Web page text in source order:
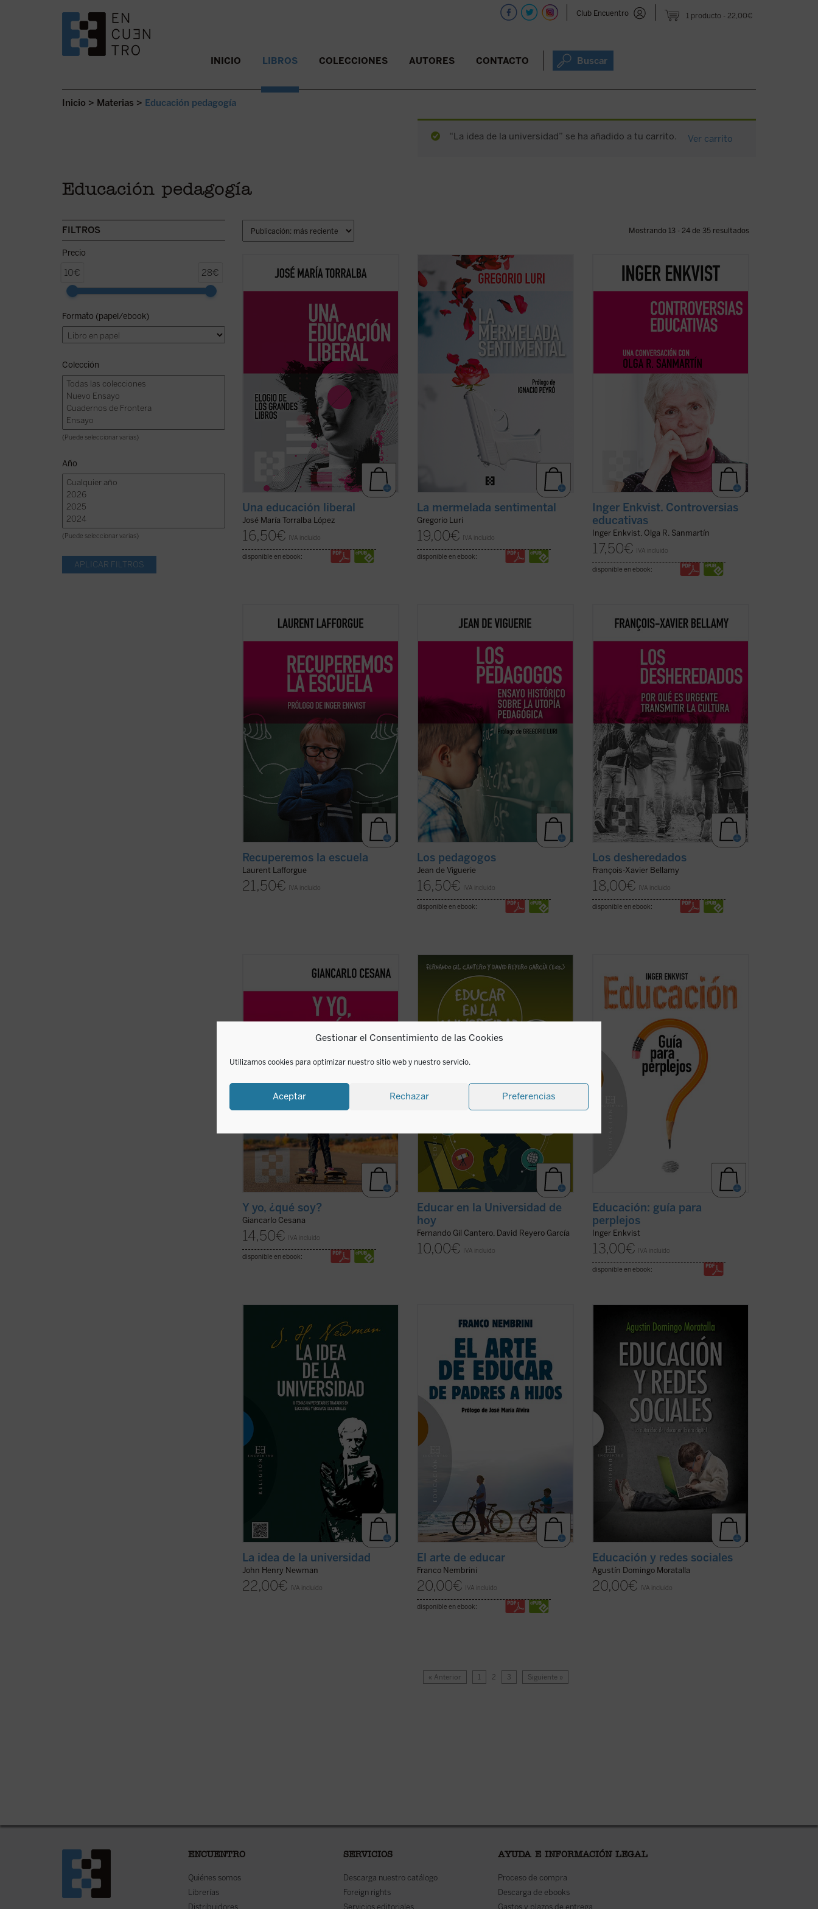
Gestionar el Consentimiento de las Cookies
Utilizamos cookies para optimizar nuestro sitio web y nuestro servicio.
Aceptar Rechazar Preferencias
1 producto 22,00€
Club Encuentro
SALTAR AL CONTENIDO. INICIO LIBROS COLECCIONES AUTORES CONTACTO Buscar
Inicio > Materias > Educación pedagogía
“La idea de la universidad” se ha añadido a tu carrito. Ver carrito
Educación pedagogía
FILTROS
Precio
10€ 28€
Formato (papel/ebook)
Colección
(Puede seleccionar varias)
Año
(Puede seleccionar varias)
Mostrando 13 - 24 de 35 resultados
«En estas páginas, José María Torralba
liberal y sus principios teóricos, así como
de los problemas prácticos que suelen
impedir o dificultar la formación de los
alumnos en las humanidades, con ...(ver
Una educación liberal
José María Torralba López
16,50€ IVA incluido
disponible en ebook:
Gregorio Luri, siempre sensato y lúcido,
enhebra sus artículos con un fino hilo
común: ese emotivismo que nos impulsa
a creer que las cosas son más
verdaderas cuando más las sentimos o
que más vale una emoción
(especialmente en el caso de ... (ver
La mermelada sentimental
Gregorio Luri
19,00€ IVA incluido
disponible en ebook:
La experta educativa sueca Inger Enkvist
y la periodista Olga R. Sanmartín
abordan en esta larga e intensa
conversación las cuestiones más
controvertidas en el terreno de la
educación: la tensión entre el modelo
Inger Enkvist. Controversias
educativas
Inger Enkvist, Olga R. Sanmartín
17,50€ IVA incluido
disponible en ebook:
El matemático francés Laurent
ha intervenido en los últimos años en
numerosas ocasiones en el debate
público actual sobre la educación y la
escuela francesa y europea. Este libro
recoge algunas de ...(ver ficha)
Recuperemos la escuela
Laurent Lafforgue
21,50€ IVA incluido
Jean de Viguerie ilumina a los padres
más conocidos pedagogos
contemporáneos, como Freinet, Ferrière,
Piaget, Meirieu: desarrollar los sistemas
utópicos propuestos hace siglos por
pensadores como Erasmo o ... (ver ficha)
Los pedagogos
Jean de Viguerie
16,50€ IVA incluido
disponible en ebook:
Bellamy expone aquí de forma precisa y
brillante, a través de las figuras de
Descartes, Rousseau y Bourdieu, los
principales hitos del proceso de ruptura
de la transmisión de la cultura que ha
tenido lugar en los últimos siglos en
Los desheredados
François-Xavier Bellamy
18,00€ IVA incluido
disponible en ebook:
¿Por qué habitualmente el fracaso
psicólogo? ¿Por qué con frecuencia son
los psicólogos los que dirigen la
coordinación de la actividad educativa?
comúnmente la educación ha ... (ver
Y yo, ¿qué soy?
Giancarlo Cesana
14,50€ IVA incluido
disponible en ebook:
Este libro tiene por objeto ofrecer vías de
reflexión y propuestas concretas que
generen momentos de auténtica vida
universitaria. Su origen está en las
diferentes actividades organizadas por el
de ... (ver ficha)
Educar en la Universidad de
hoy
Fernando Gil Cantero, David Reyero García
10,00€ IVA incluido
Este libro se dirige a padres, profesores,
y también a responsables públicos, con la
intención de ofrecerles una orientación
ante la actual situación de emergencia
todos y sin tapujos, la autora hace una ...
Educación: guía para
perplejos
Inger Enkvist
13,00€ IVA incluido
disponible en ebook:
Esta obra, que se corresponde con el
segundo volumen de The Idea of a
University , recoge diversos ensayos en
los que Newman reflexiona sobre la
enseñanza universitaria, constituyendo
una de las principales aportaciones
realizadas por ...(ver ficha)
La idea de la universidad
John Henry Newman
22,00€ IVA incluido
Con lenguaje directo y cercano, el autor
experiencia en el campo de la educación,
ofreciéndola a todos los que deseen ser
acompañados en la apasionante tarea
de transmitir a los jóvenes una
esperanza ...(ver ficha)
El arte de educar
Franco Nembrini
20,00€ IVA incluido
disponible en ebook:
Las redes sociales están introduciendo
nuevas formas de entender las
relaciones personales y la comunicación
social. Ante una globalización
irreversible, los cambios que están
generando las tecnologías de la
información no sólo afectan al ...
Educación y redes sociales
Agustín Domingo Moratalla
20,00€ IVA incluido
« Anterior 1 2 3 Siguiente »
ENCUENTRO
Quiénes somos
Librerías
Distribuidores
SERVICIOS
Descarga nuestro catálogo
Foreign rights
Servicios editoriales
AYUDA E INFORMACIÓN LEGAL
Proceso de compra
Descarga de ebooks
Gastos y plazos de entrega